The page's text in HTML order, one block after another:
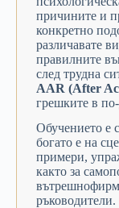
причините и
конкретно
различавате
правилните
след трудна
AAR (After
грешките в по-
Обучението е
богато е на
примери,
както за
ръководители.